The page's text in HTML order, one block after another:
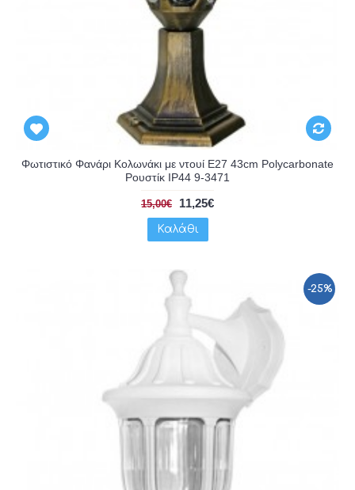
Φωτιστικό Φανάρι Κολωνάκι με ντουί E27 43cm Polycarbonate
Ρουστίκ IP44 9-3471
15,00€ 11,25€
Καλάθι
-25%